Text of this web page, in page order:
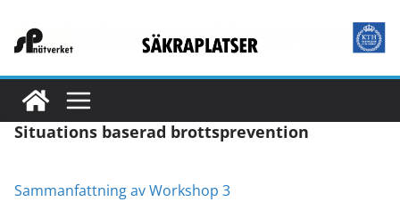
Situations baserad brottsprevention
Sammanfattning av Workshop 3